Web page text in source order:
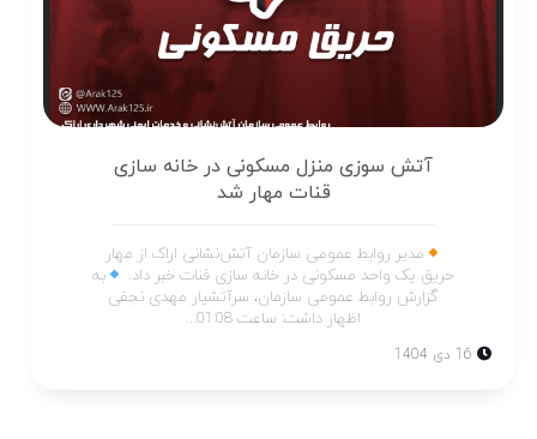
آتش سوزی منزل مسکونی در خانه سازی
قنات مهار شد
مدیر روابط عمومی سازمان آتش‌نشانی اراک از مهار
حریق یک واحد مسکونی در خانه سازی قنات خبر داد.
به
گزارش روابط عمومی سازمان، سرآتشیار مهدی نجفی
اظهار داشت: ساعت 01:08...
16 دی 1404